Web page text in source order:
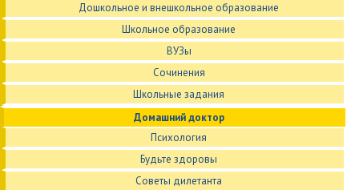
Дошкольное и внешкольное образование
Школьное образование
ВУЗы
Сочинения
Школьные задания
Домашний доктор
Психология
Будьте здоровы
Советы дилетанта